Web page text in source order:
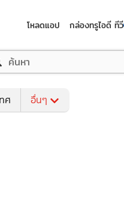
โหลดแอป กล่องทรูไอดี ทีวี
ศ อื่นๆ